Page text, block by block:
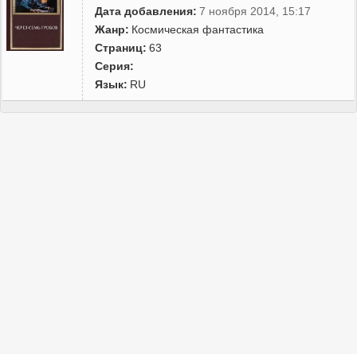
Дата добавления: 7 ноября 2014, 15:17
Жанр: Космическая фантастика
Страниц: 63
Серия:
Язык: RU